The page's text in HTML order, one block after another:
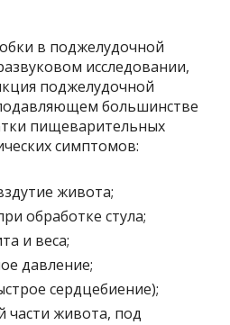
в поджелудочной
исследовании,
поджелудочной
большинстве
пищеварительных
симптомов:
живота;
обработке стула;
и веса;
давление;
сердцебиение);
части живота, под